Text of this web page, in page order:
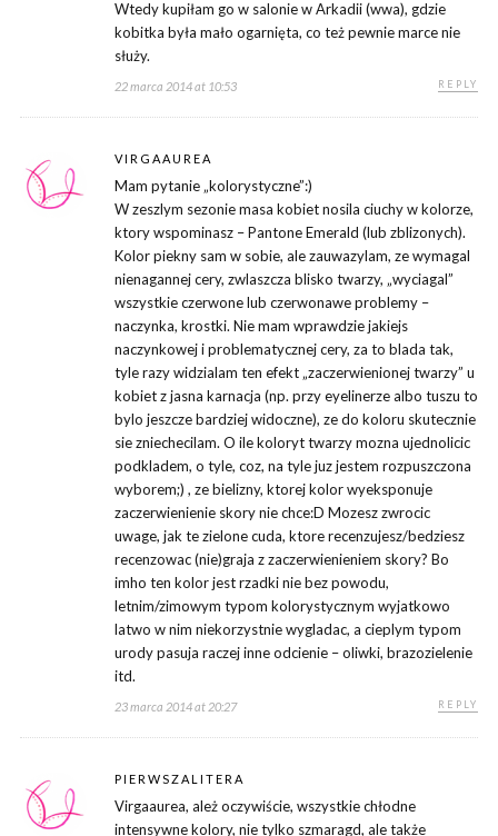
Wtedy kupiłam go w salonie w Arkadii (wwa), gdzie
kobitka była mało ogarnięta, co też pewnie marce nie
służy.
22 marca 2014 at 10:53 REPLY
VIRGAAUREA
Mam pytanie „kolorystyczne”:)
W zeszlym sezonie masa kobiet nosila ciuchy w kolorze,
ktory wspominasz – Pantone Emerald (lub zblizonych).
Kolor piekny sam w sobie, ale zauwazylam, ze wymagal
nienagannej cery, zwlaszcza blisko twarzy, „wyciagal”
wszystkie czerwone lub czerwonawe problemy –
naczynka, krostki. Nie mam wprawdzie jakiejs
naczynkowej i problematycznej cery, za to blada tak,
tyle razy widzialam ten efekt „zaczerwienionej twarzy” u
kobiet z jasna karnacja (np. przy eyelinerze albo tuszu to
bylo jeszcze bardziej widoczne), ze do koloru skutecznie
sie zniechecilam. O ile koloryt twarzy mozna ujednolicic
podkladem, o tyle, coz, na tyle juz jestem rozpuszczona
wyborem;) , ze bielizny, ktorej kolor wyeksponuje
zaczerwienienie skory nie chce:D Mozesz zwrocic
uwage, jak te zielone cuda, ktore recenzujesz/bedziesz
recenzowac (nie)graja z zaczerwienieniem skory? Bo
imho ten kolor jest rzadki nie bez powodu,
letnim/zimowym typom kolorystycznym wyjatkowo
latwo w nim niekorzystnie wygladac, a cieplym typom
urody pasuja raczej inne odcienie – oliwki, brazozielenie
itd.
23 marca 2014 at 20:27 REPLY
PIERWSZALITERA
Virgaaurea, ależ oczywiście, wszystkie chłodne
intensywne kolory, nie tylko szmaragd, ale także